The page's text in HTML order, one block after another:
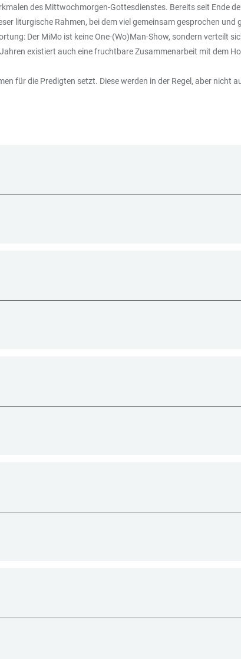
des Mittwochmorgen-Gottesdienstes. Bereits seit Ende
liturgische Rahmen, bei dem viel gemeinsam gesprochen
Der MiMo ist keine One-(Wo)Man-Show, sondern verteilt
existiert auch eine fruchtbare Zusammenarbeit mit dem
für die Predigten setzt. Diese werden in der Regel, aber